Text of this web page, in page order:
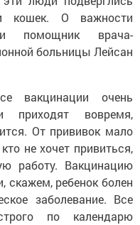
кошек. О важности
и помощник врача-
больницы Лейсан
вакцинации очень
приходят вовремя,
От прививок мало
не хочет привиться,
работу. Вакцинацию
скажем, ребенок болен
заболевание. Все
по календарю